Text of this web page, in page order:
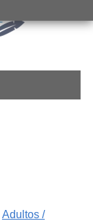
Adultos /